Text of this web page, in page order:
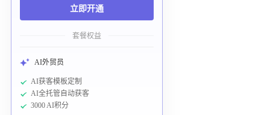
立即开通
套餐权益
AI外贸员
AI获客模板定制
AI全托管自动获客
3000 AI积分